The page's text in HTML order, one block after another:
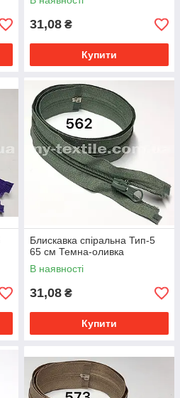
31,08 ₴
Купити
Блискавка спіральна Тип-5
65 см Темна-оливка
В наявності
31,08 ₴
Купити